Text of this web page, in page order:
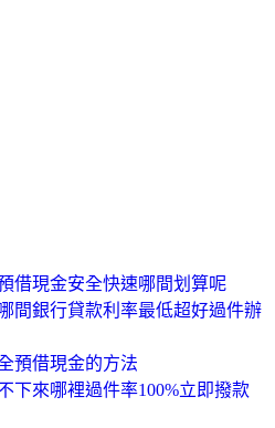
借現金安全快速哪間划算呢
間銀行貸款利率最低超好過件辦
預借現金的方法
下來哪裡過件率100%立即撥款